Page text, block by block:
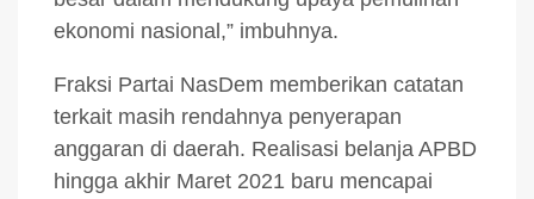
ekonomi nasional,” imbuhnya.
Fraksi Partai NasDem memberikan catatan
terkait masih rendahnya penyerapan
anggaran di daerah. Realisasi belanja APBD
hingga akhir Maret 2021 baru mencapai